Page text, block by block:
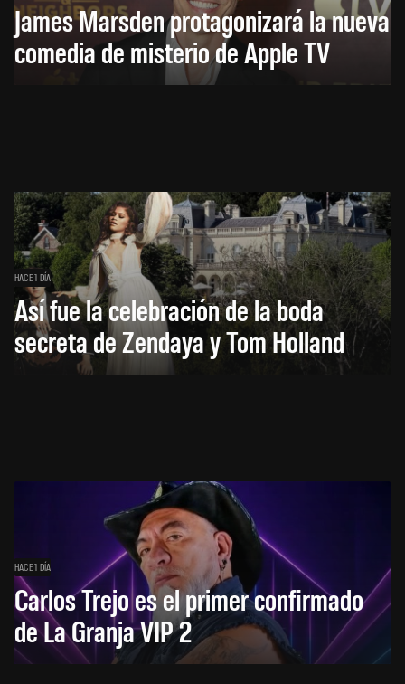
James Marsden protagonizará la nueva
comedia de misterio de Apple TV
HACE 1 DÍA
Así fue la celebración de la boda
secreta de Zendaya y Tom Holland
HACE 1 DÍA
Carlos Trejo es el primer confirmado
de La Granja VIP 2